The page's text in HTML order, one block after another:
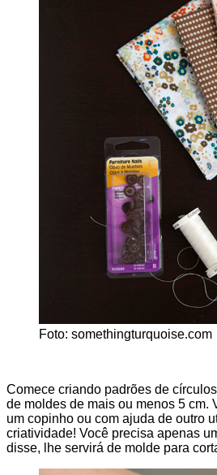
Foto: somethingturquoise.com
Comece criando padrões de
de moldes de mais ou menos 5 cm.
um copinho ou com ajuda de outro
criatividade! Você precisa apenas
disse, lhe servirá de molde para